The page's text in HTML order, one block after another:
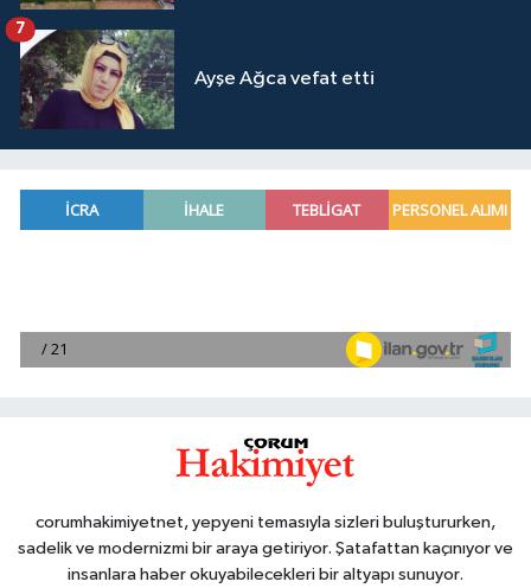
Ayşe Ağca vefat etti
7
corumhakimiyetnet, yepyeni temasıyla sizleri buluştururken,
sadelik ve modernizmi bir araya getiriyor. Şatafattan kaçınıyor ve
insanlara haber okuyabilecekleri bir altyapı sunuyor.